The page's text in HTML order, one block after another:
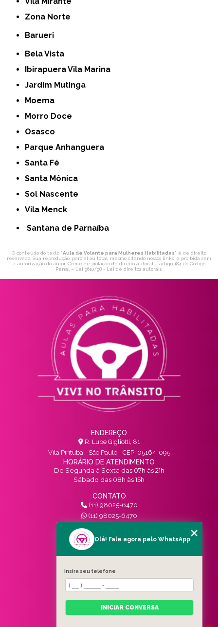
Zona Norte
Barueri
Bela Vista
Ibirapuera Vila Marina
Jardim Mutinga
Moema
Morro Doce
Osasco
Parque Anhanguera
Santa Fé
Santa Mônica
Sol Nascente
Vila Menck
Santana de Parnaíba
O conteúdo do texto "Aula de Volante para Mulheres Habilitadas" é de direito
reservado. Sua reprodução, parcial ou total, mesmo citando nossos links, é proibida sem
a autorização do autor. Crime de violação de direito autoral – artigo 184 do Código
Penal – Lei 9610/98 - Lei de direitos autorais
ENDEREÇO
R. Lupe Gigliotti, 81
Vila Pirituba - São Paulo - CEP: 05164-095
HORÁRIO DE ATENDIMENTO
De Segunda à Sexta das 07h às 21h
Sábado das 08h às 15h
CONTATO
(11) 98025-6470
(11) 98025-6470
contato@vivinotransito.com.br
SIGA-NOS!
MENU
HOME
QUEM SOMOS
SERVIÇOS
BLOG
Olá! Fale agora pelo WhatsApp
Insira seu telefone
INICIAR CONVERSA